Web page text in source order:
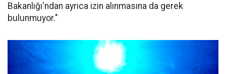
Bakanlığı'ndan ayrıca izin alınmasına da gerek
bulunmuyor."